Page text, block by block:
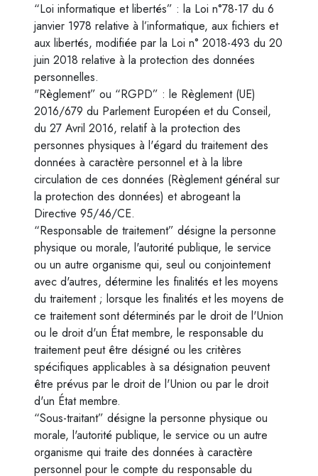
“Loi informatique et libertés” : la Loi n°78-17 du 6
janvier 1978 relative à l’informatique, aux fichiers et
aux libertés, modifiée par la Loi n° 2018-493 du 20
juin 2018 relative à la protection des données
personnelles.
"Règlement” ou “RGPD” : le Règlement (UE)
2016/679 du Parlement Européen et du Conseil,
du 27 Avril 2016, relatif à la protection des
personnes physiques à l'égard du traitement des
données à caractère personnel et à la libre
circulation de ces données (Règlement général sur
la protection des données) et abrogeant la
Directive 95/46/CE.
“Responsable de traitement” désigne la personne
physique ou morale, l'autorité publique, le service
ou un autre organisme qui, seul ou conjointement
avec d'autres, détermine les finalités et les moyens
du traitement ; lorsque les finalités et les moyens de
ce traitement sont déterminés par le droit de l'Union
ou le droit d'un État membre, le responsable du
traitement peut être désigné ou les critères
spécifiques applicables à sa désignation peuvent
être prévus par le droit de l'Union ou par le droit
d'un État membre.
“Sous-traitant” désigne la personne physique ou
morale, l'autorité publique, le service ou un autre
organisme qui traite des données à caractère
personnel pour le compte du responsable du